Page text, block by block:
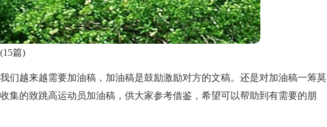
篇)
们越来越需要加油稿，加油稿是鼓励激励对方的文稿。还是对加油稿一筹莫
集的致跳高运动员加油稿，供大家参考借鉴，希望可以帮助到有需要的朋